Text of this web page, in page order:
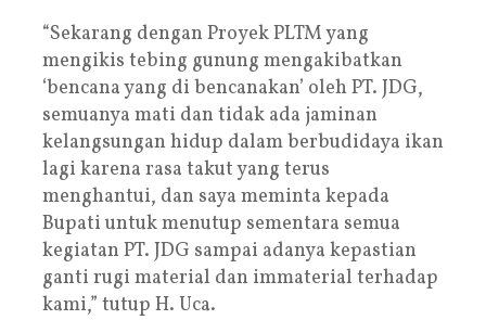
“Sekarang dengan Proyek PLTM yang
mengikis tebing gunung mengakibatkan
‘bencana yang di bencanakan’ oleh PT. JDG,
semuanya mati dan tidak ada jaminan
kelangsungan hidup dalam berbudidaya ikan
lagi karena rasa takut yang terus
menghantui, dan saya meminta kepada
Bupati untuk menutup sementara semua
kegiatan PT. JDG sampai adanya kepastian
ganti rugi material dan immaterial terhadap
kami,” tutup H. Uca.